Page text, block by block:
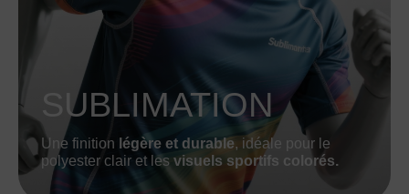
SUBLIMATION
Une finition légère et durable, idéale pour le
polyester clair et les visuels sportifs colorés.